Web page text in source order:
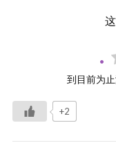
到目前为
+2